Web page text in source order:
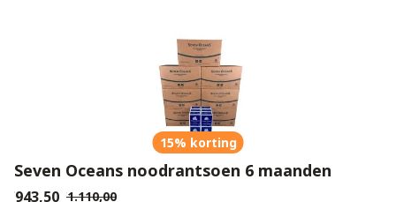
15% korting
Seven Oceans noodrantsoen 6 maanden
€943,50 €1.110,00